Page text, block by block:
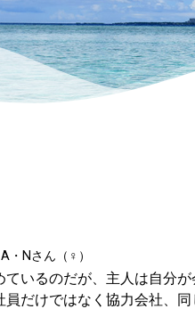
A・Nさん（♀）
ているのだが、主人は自分
員だけではなく協力会社、